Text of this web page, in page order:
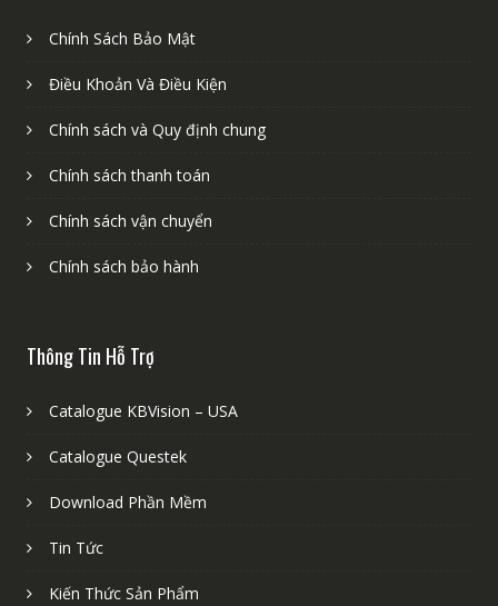
Chính Sách Bảo Mật
Điều Khoản Và Điều Kiện
Chính sách và Quy định chung
Chính sách thanh toán
Chính sách vận chuyển
Chính sách bảo hành
Thông Tin Hỗ Trợ
Catalogue KBVision – USA
Catalogue Questek
Download Phần Mềm
Tin Tức
Kiến Thức Sản Phẩm